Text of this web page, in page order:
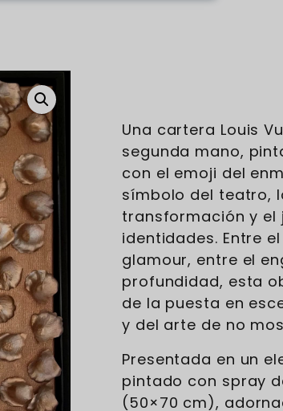
Una cartera Louis
segunda mano,
con el emoji del
símbolo del teatro,
transformación y el
identidades. Entre
glamour, entre el
profundidad, esta
de la puesta en
y del arte de no
Presentada en un
pintado con spray
(50×70 cm),